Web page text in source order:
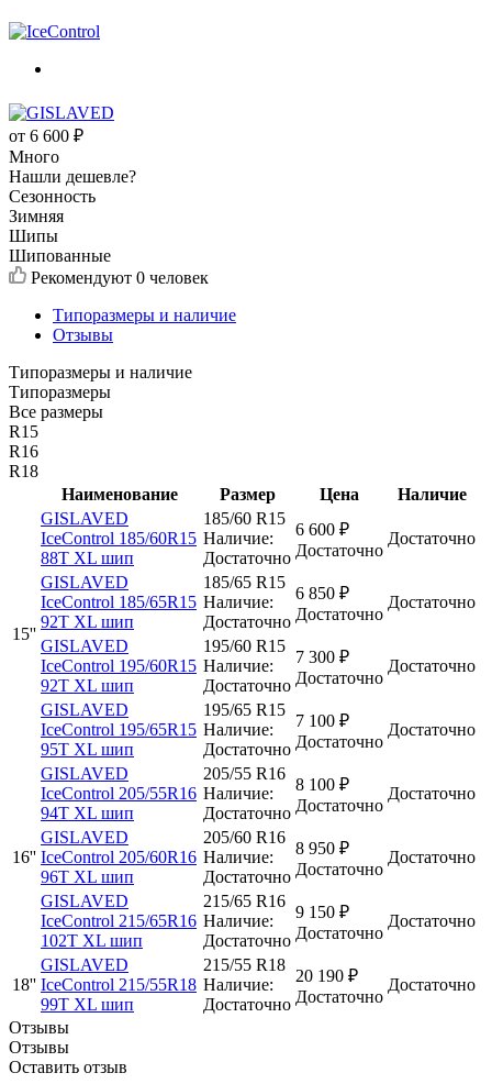
от 6 600 ₽
Много
Нашли дешевле?
Сезонность
Зимняя
Шипы
Шипованные
Рекомендуют 0 человек
Типоразмеры и наличие
Отзывы
Типоразмеры и наличие
Типоразмеры
Все размеры
R15
R16
R18
Наименование
Размер Цена Наличие
15''
GISLAVED
IceControl 185/60R15
88T XL шип
185/60 R15
Наличие:
Достаточно
6 600 ₽
Достаточно
Достаточно
GISLAVED
IceControl 185/65R15
92T XL шип
185/65 R15
Наличие:
Достаточно
6 850 ₽
Достаточно
Достаточно
GISLAVED
IceControl 195/60R15
92T XL шип
195/60 R15
Наличие:
Достаточно
7 300 ₽
Достаточно
Достаточно
GISLAVED
IceControl 195/65R15
95T XL шип
195/65 R15
Наличие:
Достаточно
7 100 ₽
Достаточно
Достаточно
16''
GISLAVED
IceControl 205/55R16
94T XL шип
205/55 R16
Наличие:
Достаточно
8 100 ₽
Достаточно
Достаточно
GISLAVED
IceControl 205/60R16
96T XL шип
205/60 R16
Наличие:
Достаточно
8 950 ₽
Достаточно
Достаточно
GISLAVED
IceControl 215/65R16
102T XL шип
215/65 R16
Наличие:
Достаточно
9 150 ₽
Достаточно
Достаточно
18''
GISLAVED
IceControl 215/55R18
99T XL шип
215/55 R18
Наличие:
Достаточно
20 190 ₽
Достаточно
Достаточно
Отзывы
Отзывы
Оставить отзыв